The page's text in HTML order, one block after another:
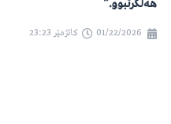
هەڵگرتبوو.”
01/22/2026 کاتژمێر 23:23